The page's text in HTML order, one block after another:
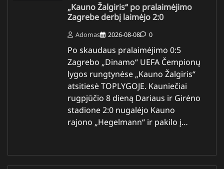
„Kauno Žalgiris“ po pralaimėjimo
Zagrebe derbį laimėjo 2:0
Adomas 2026-08-08 0
Po skaudaus pralaimėjimo 0:5
Zagrebo „Dinamo“ UEFA Čempionų
lygos rungtynėse „Kauno Žalgiris“
atsitiesė TOPLYGOJE. Kauniečiai
rugpjūčio 8 dieną Dariaus ir Girėno
stadione 2:0 nugalėjo Kauno
rajono „Hegelmann“ ir pakilo į…